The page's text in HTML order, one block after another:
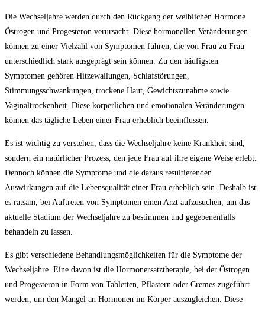
Die Wechseljahre werden durch den Rückgang der weiblichen Hormone
Östrogen und Progesteron verursacht. Diese hormonellen Veränderungen
können zu einer Vielzahl von Symptomen führen, die von Frau zu Frau
unterschiedlich stark ausgeprägt sein können. Zu den häufigsten
Symptomen gehören Hitzewallungen, Schlafstörungen,
Stimmungsschwankungen, trockene Haut, Gewichtszunahme sowie
Vaginaltrockenheit. Diese körperlichen und emotionalen Veränderungen
können das tägliche Leben einer Frau erheblich beeinflussen.
Es ist wichtig zu verstehen, dass die Wechseljahre keine Krankheit sind,
sondern ein natürlicher Prozess, den jede Frau auf ihre eigene Weise erlebt.
Dennoch können die Symptome und die daraus resultierenden
Auswirkungen auf die Lebensqualität einer Frau erheblich sein. Deshalb ist
es ratsam, bei Auftreten von Symptomen einen Arzt aufzusuchen, um das
aktuelle Stadium der Wechseljahre zu bestimmen und gegebenenfalls
behandeln zu lassen.
Es gibt verschiedene Behandlungsmöglichkeiten für die Symptome der
Wechseljahre. Eine davon ist die Hormonersatztherapie, bei der Östrogen
und Progesteron in Form von Tabletten, Pflastern oder Cremes zugeführt
werden, um den Mangel an Hormonen im Körper auszugleichen. Diese